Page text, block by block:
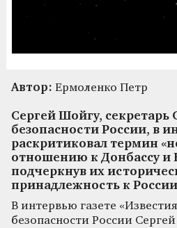
Автор: Ермоленко Петр
Сергей Шойгу, секретарь
безопасности России, в
раскритиковал термин
отношению к Донбассу и
подчеркнув их
принадлежность к
В интервью газете
безопасности России